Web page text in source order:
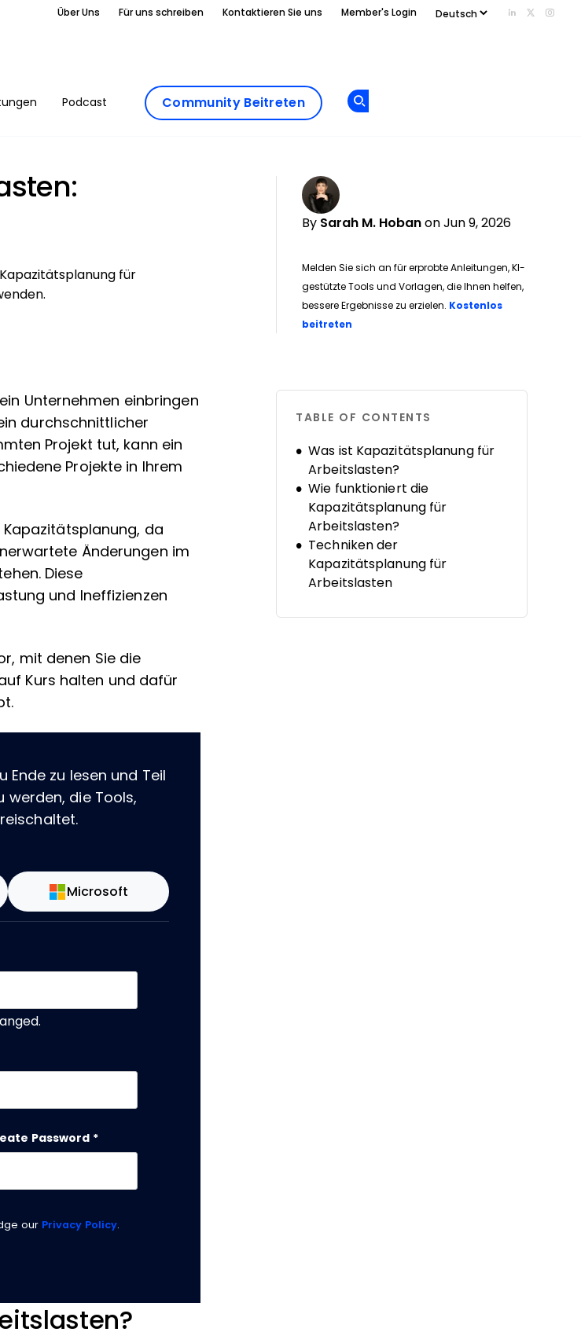
Über Uns Für uns schreiben Kontaktieren Sie uns Member's Login Add us on
Follow
Podcast Community Beitreten
By Sarah M. Hoban on Jun 9, 2026
Melden Sie sich an für erprobte Anleitungen, KI-
gestützte Tools und Vorlagen, die Ihnen helfen,
bessere Ergebnisse zu erzielen. Kostenlos
beitreten
für
Unternehmen einbringen
durchschnittlicher
Projekt tut, kann ein
Projekte in Ihrem
da
Änderungen im
Diese
und Ineffizienzen
mit denen Sie die
Kurs halten und dafür
Ende zu lesen und Teil
werden, die Tools,
Microsoft
Password *
our Privacy Policy.
TABLE OF CONTENTS
Was ist Kapazitätsplanung für
Arbeitslasten?
Wie funktioniert die
Kapazitätsplanung für
Arbeitslasten?
Techniken der
Kapazitätsplanung für
Arbeitslasten